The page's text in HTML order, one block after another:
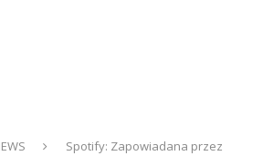
Spotify: Zapowiadana przez